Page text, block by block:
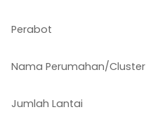
Perabot
Nama Perumahan/Cluster
Jumlah Lantai